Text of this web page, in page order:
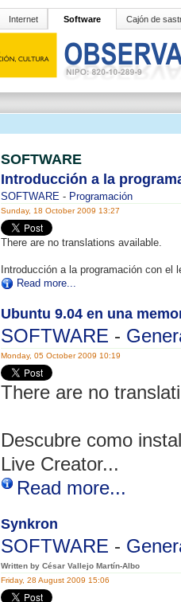
Internet Software Cajón de
SOFTWARE
Introducción a la
SOFTWARE - Programación
Sunday, 18 October 2009 13:27
There are no translations available.
Introducción a la programación con el
Read more...
Ubuntu 9.04 en una
SOFTWARE -
Monday, 05 October 2009 10:19
There are no
Descubre como
Live Creator...
Read more...
Synkron
SOFTWARE -
Written by César Vallejo Martín-Albo
Friday, 28 August 2009 15:06